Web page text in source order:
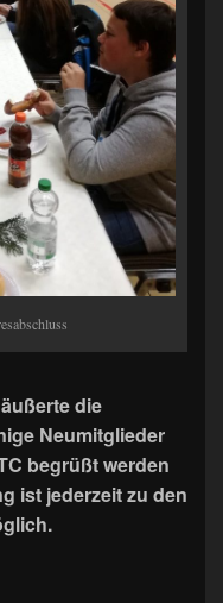
die
Neumitglieder
begrüßt werden
ist jederzeit zu den